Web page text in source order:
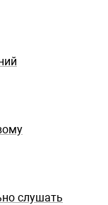
слушать